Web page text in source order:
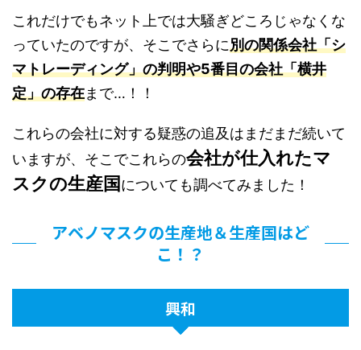
これだけでもネット上では大騒ぎどころじゃなくな
っていたのですが、そこでさらに別の関係会社「シ
マトレーディング」の判明や5番目の会社「横井
定」の存在まで…！！
これらの会社に対する疑惑の追及はまだまだ続いて
いますが、そこでこれらの会社が仕入れたマ
スクの生産国についても調べてみました！
アベノマスクの生産地＆生産国はど
こ！？
興和